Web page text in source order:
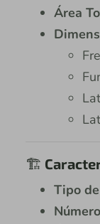
Área
🏗️
Tipo